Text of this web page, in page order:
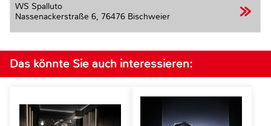
WS Spalluto
Nassenackerstraße 6, 76476 Bischweier
Das könnte Sie auch interessieren: